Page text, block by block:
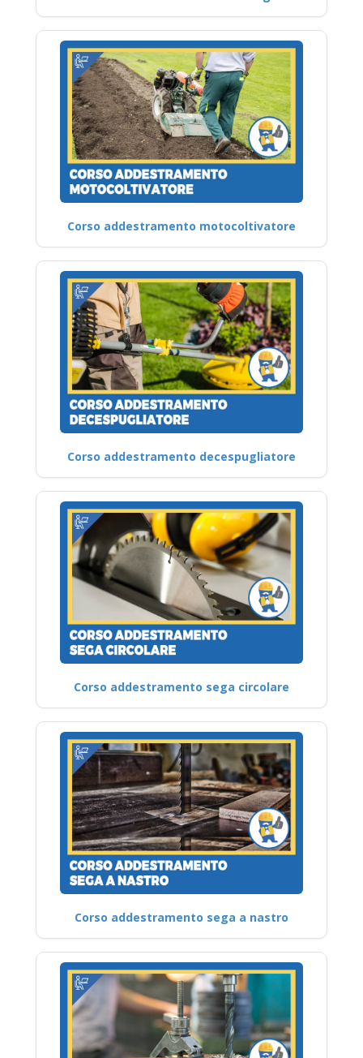
Corso addestramento motocoltivatore
Corso addestramento decespugliatore
Corso addestramento sega circolare
Corso addestramento sega a nastro